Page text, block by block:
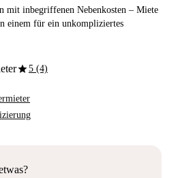
mit inbegriffenen Nebenkosten – Miete
einem für ein unkompliziertes
star5 (4)